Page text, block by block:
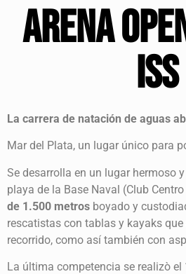
ARENA
ISS
La carrera de natación de aguas
Mar del Plata, un lugar único para
Se desarrolla en un lugar hermoso
playa de la Base Naval (Club
de 1.500 metros boyado y
rescatistas con tablas y kayaks
recorrido, como así también con
La última competencia se realizò el